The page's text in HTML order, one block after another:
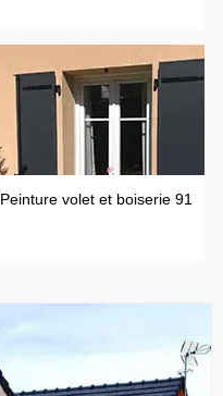
Peinture volet et boiserie 91